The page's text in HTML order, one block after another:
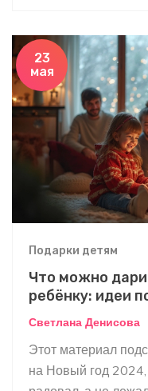
стандартный
секреты выбора,
и актуальными
23
мая
Подарки детям
Что можно
ребёнку: идеи
Светлана Денисова
Этот материал
на Новый год 2024,